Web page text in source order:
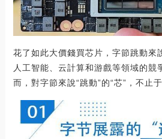
花了如此大價錢買芯片，字節跳動來
人工智能、云計算和游戲等領域的競
而，對字節來說“跳動”的“芯”，不止于